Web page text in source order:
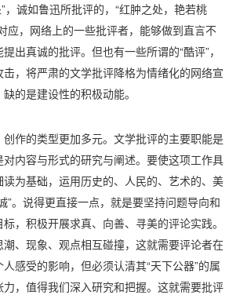
，诚如鲁迅所批评的，“红肿之处，艳若桃
应，网络上的一些批评者，能够做到直言不
出真诚的批评。但也有一些所谓的“酷评”，
，将严肃的文学批评降格为情绪化的网络宣
的是建设性的积极动能。
作的类型更加多元。文学批评的主要职能是
内容与形式的研究与阐述。要使这项工作具
为基础，运用历史的、人民的、艺术的、美
。说得更直接一点，就是要坚持问题导向和
，积极开展求真、向善、寻美的评论实践。
、现象、观点相互碰撞，这就需要评论者在
感受的影响，但必须认清其“天下公器”的属
，值得我们深入研究和把握。这就需要批评